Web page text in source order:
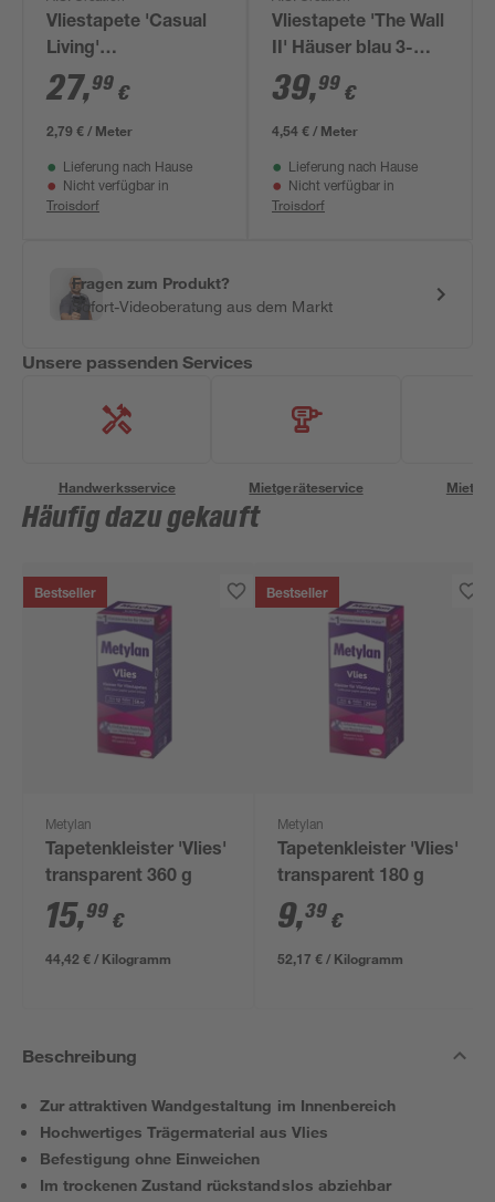
Vliestapete 'Casual
Living'
Dschungelblatt
weiß/grau-metallic
0,53 x 10,05 m
27,99 €
2,79 € / Meter
Lieferung nach Hause
Nicht verfügbar in
Troisdorf
Vliestapete 'The Wall
II' Häuser blau 3-
teilig 1,59 x 2,80 m
39,99 €
4,54 € / Meter
Lieferung nach Hause
Nicht verfügbar in
Troisdorf
Fragen zum Produkt?
Sofort-Videoberatung aus dem Markt
Unsere passenden Services
Handwerksservice Mietgeräteservice
Häufig dazu gekauft
Bestseller
Metylan
Tapetenkleister 'Vlies'
transparent 360 g
15,99 €
44,42 € / Kilogramm
Bestseller
Metylan
Tapetenkleister 'Vlies'
transparent 180 g
9,39 €
52,17 € / Kilogramm
Beschreibung
Zur attraktiven Wandgestaltung im Innenbereich
Hochwertiges Trägermaterial aus Vlies
Befestigung ohne Einweichen
Im trockenen Zustand rückstandslos abziehbar